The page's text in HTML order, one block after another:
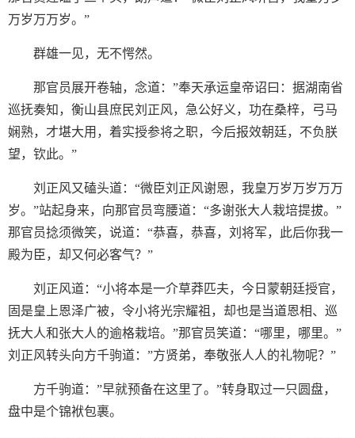
万岁万万岁。”
群雄一见，无不愕然。
那官员展开卷轴，念道：”奉天承运皇帝诏曰：据湖南省
巡抚奏知，衡山县庶民刘正风，急公好义，功在桑梓，弓马
娴熟，才堪大用，着实授参将之职，今后报效朝廷，不负朕
望，钦此。”
刘正风又磕头道：“微臣刘正风谢恩，我皇万岁万岁万万
岁。”站起身来，向那官员弯腰道：“多谢张大人栽培提拔。”
那官员捻须微笑，说道：“恭喜，恭喜，刘将军，此后你我一
殿为臣，却又何必客气？”
刘正风道：“小将本是一介草莽匹夫，今日蒙朝廷授官，
固是皇上恩泽广被，令小将光宗耀祖，却也是当道恩相、巡
抚大人和张大人的逾格栽培。”那官员笑道：“哪里，哪里。”
刘正风转头向方千驹道：”方贤弟，奉敬张人人的礼物呢？”
方千驹道：”早就预备在这里了。”转身取过一只圆盘，
盘中是个锦袱包裹。